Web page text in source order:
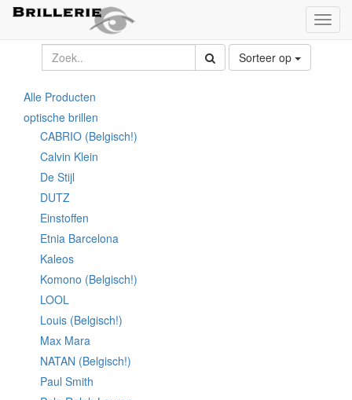
Sorteer op
Alle Producten
optische brillen
CABRIO (Belgisch!)
Calvin Klein
De Stijl
DUTZ
Einstoffen
Etnia Barcelona
Kaleos
Komono (Belgisch!)
LOOL
Louis (Belgisch!)
Max Mara
NATAN (Belgisch!)
Paul Smith